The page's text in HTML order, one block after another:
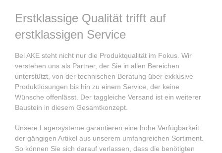
Erstklassige Qualität trifft auf
erstklassigen Service
Bei AKE steht nicht nur die Produktqualität im Fokus. Wir
verstehen uns als Partner, der Sie in allen Bereichen
unterstützt, von der technischen Beratung über exklusive
Produktlösungen bis hin zu einem Service, der keine
Wünsche offenlässt. Der taggleiche Versand ist ein weiterer
Baustein in diesem Gesamtkonzept.
Unsere Lagersysteme garantieren eine hohe Verfügbarkeit
der gängigen Artikel aus unserem umfangreichen Sortiment.
So können Sie sich darauf verlassen, dass die benötigten